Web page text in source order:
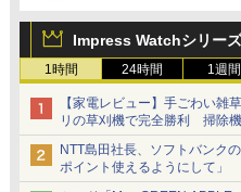
Impress Watchシリー
1時間 24時間 1週間
【家電レビュー】手ごわい雑
リの草刈機で完全勝利 掃除
NTT島田社長、ソフトバンク
ポイント使えるようにして」